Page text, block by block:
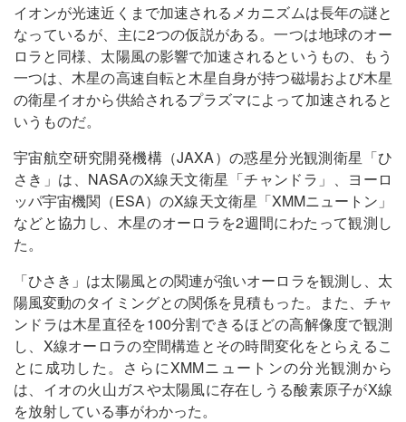
イオンが光速近くまで加速されるメカニズムは長年の謎と
なっているが、主に2つの仮説がある。一つは地球のオー
ロラと同様、太陽風の影響で加速されるというもの、もう
一つは、木星の高速自転と木星自身が持つ磁場および木星
の衛星イオから供給されるプラズマによって加速されると
いうものだ。
宇宙航空研究開発機構（JAXA）の惑星分光観測衛星「ひ
さき」は、NASAのX線天文衛星「チャンドラ」、ヨーロ
ッパ宇宙機関（ESA）のX線天文衛星「XMMニュートン」
などと協力し、木星のオーロラを2週間にわたって観測し
た。
「ひさき」は太陽風との関連が強いオーロラを観測し、太
陽風変動のタイミングとの関係を見積もった。また、チャ
ンドラは木星直径を100分割できるほどの高解像度で観測
し、X線オーロラの空間構造とその時間変化をとらえるこ
とに成功した。さらにXMMニュートンの分光観測から
は、イオの火山ガスや太陽風に存在しうる酸素原子がX線
を放射している事がわかった。